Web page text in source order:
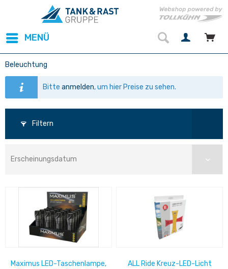
MENÜ
Beleuchtung
Bitteanmelden, um hier Preise zu sehen.
Filtern
Maximus LED-Taschenlampe,
ALL Ride Kreuz-LED-Licht